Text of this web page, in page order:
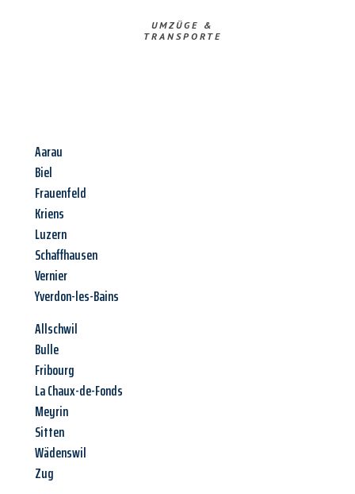
UMZÜGE &
TRANSPORTE
Aarau
Biel
Frauenfeld
Kriens
Luzern
Schaffhausen
Vernier
Yverdon-les-Bains
Allschwil
Bulle
Fribourg
La Chaux-de-Fonds
Meyrin
Sitten
Wädenswil
Zug